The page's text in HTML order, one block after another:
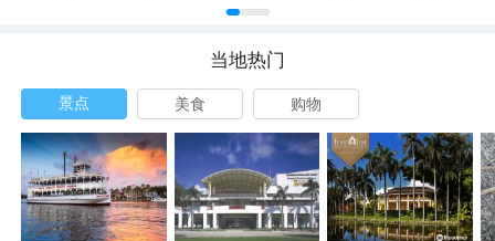
当地热门
景点 美食 购物